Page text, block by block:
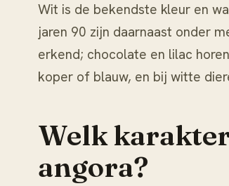
Wit is de bekendste kleur en
jaren 90 zijn daarnaast onder
erkend; chocolate en lilac
koper of blauw, en bij witte
Welk
angora?